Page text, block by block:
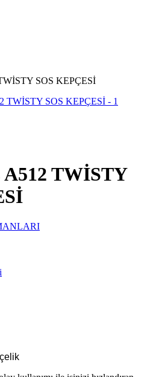
SOS KEPÇESİ
TWİSTY